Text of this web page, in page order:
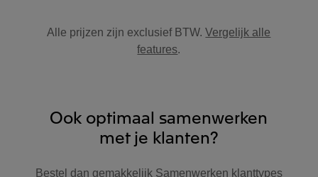
Alle prijzen zijn exclusief BTW.Vergelijk alle
features.
Ook optimaal samenwerken
met je klanten?
Bestel dan gemakkelijk Samenwerken klanttypes